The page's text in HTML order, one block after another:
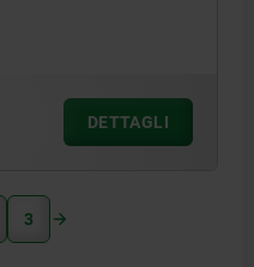
DETTAGLI
3